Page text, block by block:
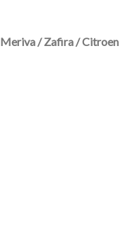
/ Zafira / Citroen